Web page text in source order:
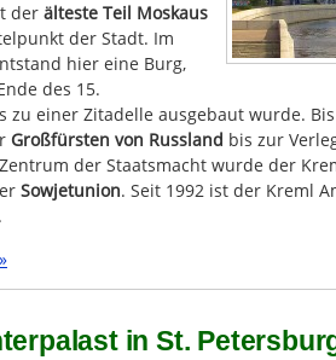
der älteste Teil Moskaus
der Stadt. Im
hier eine Burg,
des 15.
zu einer Zitadelle ausgebaut wurde.
Großfürsten von Russland bis zur
der Staatsmacht wurde der
Sowjetunion. Seit 1992 ist der Kreml
in St.